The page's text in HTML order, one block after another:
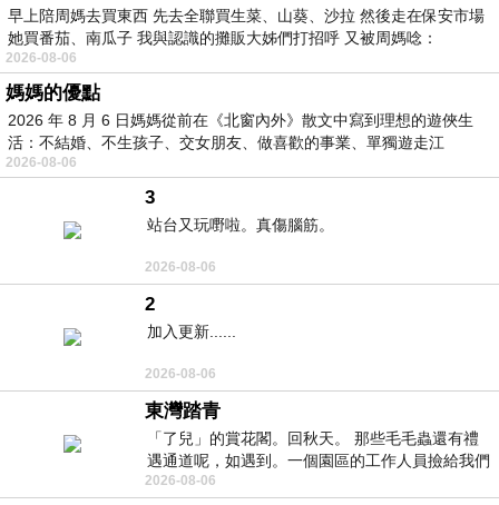
早上陪周媽去買東西 先去全聯買生菜、山葵、沙拉 然後走在保安市場
她買番茄、南瓜子 我與認識的攤販大姊們打招呼 又被周媽唸：
2026-08-06
媽媽的優點
2026 年 8 月 6 日媽媽從前在《北窗內外》散文中寫到理想的遊俠生
活：不結婚、不生孩子、交女朋友、做喜歡的事業、單獨遊走江
湖⋯⋯，
2026-08-06
3
站台又玩嘢啦。真傷腦筋。
2026-08-06
2
加入更新......
2026-08-06
東灣踏青
「了兒」的賞花閣。回秋天。 那些毛毛蟲還有禮
遇通道呢，如遇到。一個園區的工作人員撿給我們
細賞。
2026-08-06